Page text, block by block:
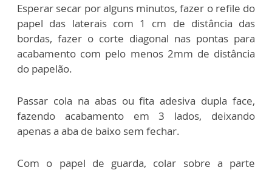
Esperar secar por alguns minutos, fazer o refile do
papel das laterais com 1 cm de distância das
bordas, fazer o corte diagonal nas pontas para
acabamento com pelo menos 2mm de distância
do papelão.
Passar cola na abas ou fita adesiva dupla face,
fazendo acabamento em 3 lados, deixando
apenas a aba de baixo sem fechar.
Com o papel de guarda, colar sobre a parte